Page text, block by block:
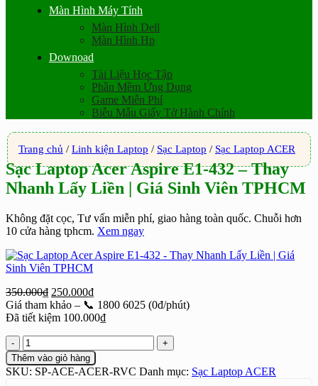
Màn Hình Máy Tính
Màn Hình Dell
Màn Hình Hp
Downoad
Tài Liệu Học Tập
Phần Mềm Ứng Dụng
Game Miễn Phí
Biễu Mẫu Giấy Tờ Hành Chính
Trang chủ / Linh kiện Laptop / Sạc Laptop / Sạc Laptop ACER
Sạc Laptop Acer Aspire E1-432 – Thay
Nhanh Lấy Liền | Giá Sinh Viên TPHCM
Không đặt cọc, Tư vấn miễn phí, giao hàng toàn quốc. Chuỗi hơn
10 cửa hàng tphcm. Xem ngay
350.000₫ Giá
gốc
là:
250.000₫Giá
hiện
tại
Giá tham khảo – 📞 1800 6025 (0đ/phút)
Đã tiết kiệm 100.000₫
Sạc
Laptop
Acer
Aspire
Thêm vào giỏ hàng
SKU: SP-ACE-ACER-RVC Danh mục: Sạc Laptop ACER